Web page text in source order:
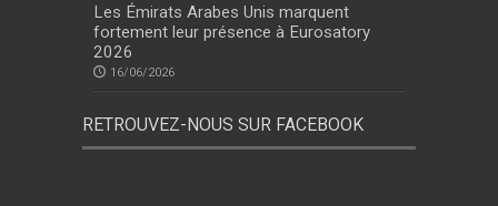
Les Émirats Arabes Unis marquent
fortement leur présence à Eurosatory
2026
16/06/2026
RETROUVEZ-NOUS SUR FACEBOOK